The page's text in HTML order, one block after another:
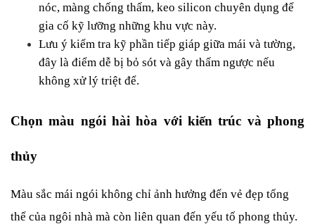
nóc, màng chống thấm, keo silicon chuyên dụng để
gia cố kỹ lưỡng những khu vực này.
Lưu ý kiểm tra kỹ phần tiếp giáp giữa mái và tường,
đây là điểm dễ bị bỏ sót và gây thấm ngược nếu
không xử lý triệt để.
Chọn màu ngói hài hòa với kiến trúc và phong
thủy
Màu sắc mái ngói không chỉ ảnh hưởng đến vẻ đẹp tổng
thể của ngôi nhà mà còn liên quan đến yếu tố phong thủy.